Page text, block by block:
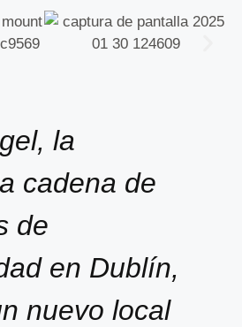
la
cadena de
de
en Dublín,
nuevo local